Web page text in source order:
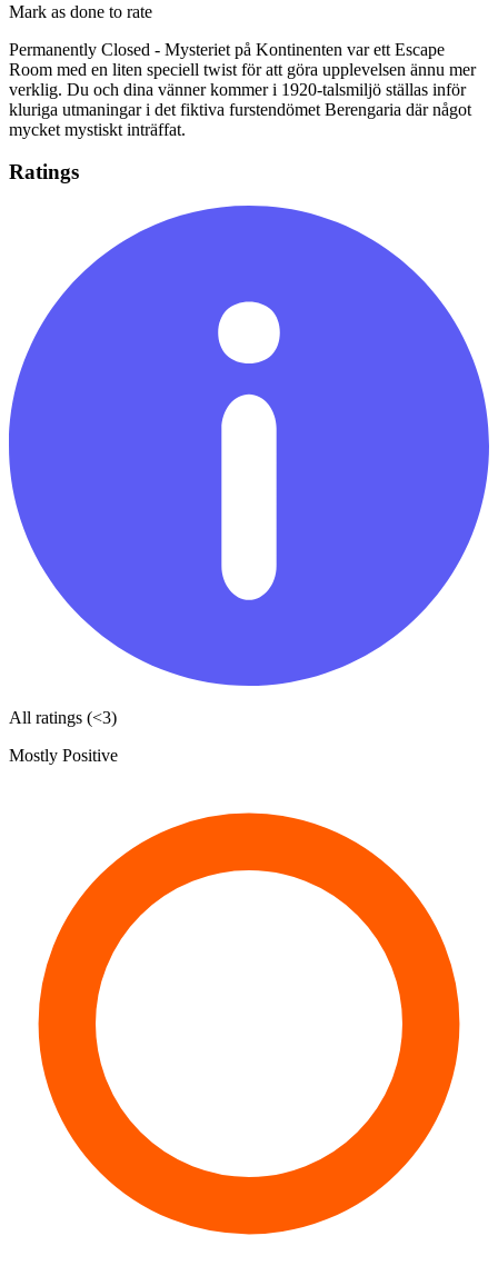
Mark as done to rate
Permanently Closed - Mysteriet på Kontinenten var ett Escape
Room med en liten speciell twist för att göra upplevelsen ännu mer
verklig. Du och dina vänner kommer i 1920-talsmiljö ställas inför
kluriga utmaningar i det fiktiva furstendömet Berengaria där något
mycket mystiskt inträffat.
Ratings
All ratings (<3)
Mostly Positive